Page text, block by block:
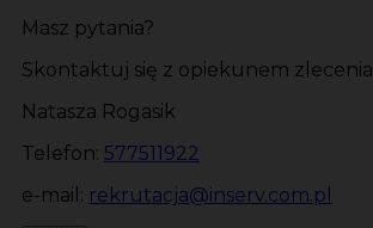
Masz pytania?
Skontaktuj się z opiekunem zlecenia
Natasza Rogasik
Telefon: 577511922
e-mail: rekrutacja@inserv.com.pl